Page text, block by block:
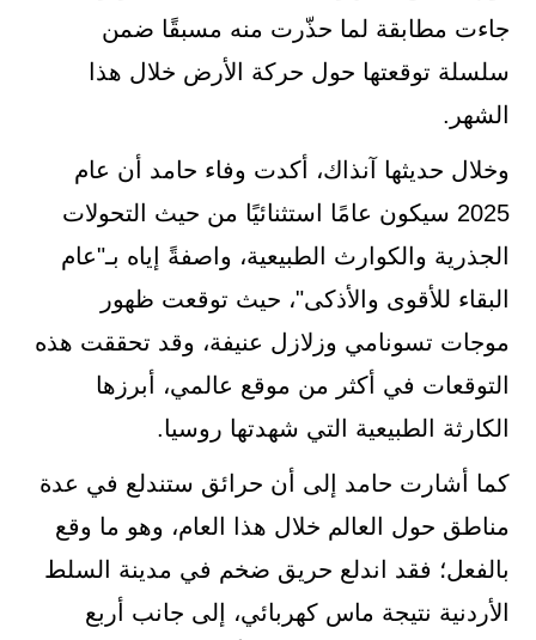
جاءت مطابقة لما حذّرت منه مسبقًا ضمن
سلسلة توقعتها حول حركة الأرض خلال هذا
الشهر.
وخلال حديثها آنذاك، أكدت وفاء حامد أن عام
2025 سيكون عامًا استثنائيًا من حيث التحولات
الجذرية والكوارث الطبيعية، واصفةً إياه بـ"عام
البقاء للأقوى والأذكى"، حيث توقعت ظهور
موجات تسونامي وزلازل عنيفة، وقد تحققت هذه
التوقعات في أكثر من موقع عالمي، أبرزها
الكارثة الطبيعية التي شهدتها روسيا.
كما أشارت حامد إلى أن حرائق ستندلع في عدة
مناطق حول العالم خلال هذا العام، وهو ما وقع
بالفعل؛ فقد اندلع حريق ضخم في مدينة السلط
الأردنية نتيجة ماس كهربائي، إلى جانب أربع